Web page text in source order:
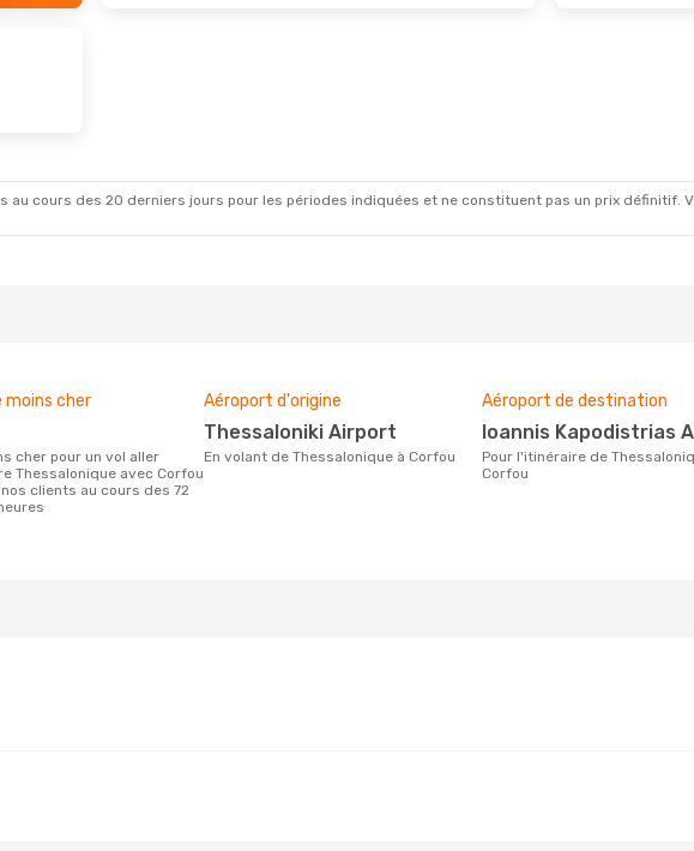
au cours des 20 derniers jours pour les périodes indiquées et ne constituent pas un prix définitif.
moins cher
Thessalonique avec Corfou
clients au cours des 72
Aéroport d'origine
Thessaloniki Airport
En volant de Thessalonique à Corfou
Aéroport de destination
Ioannis Kapodistrias
Pour l'itinéraire de Thessalonique à
Corfou